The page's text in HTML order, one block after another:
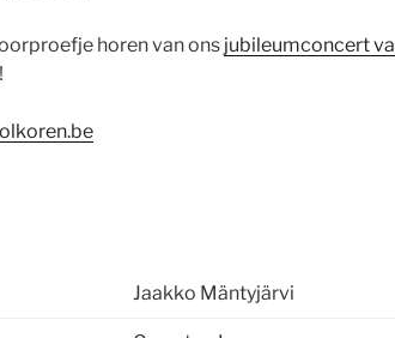
horen van ons jubileumconcert
Jaakko Mäntyjärvi